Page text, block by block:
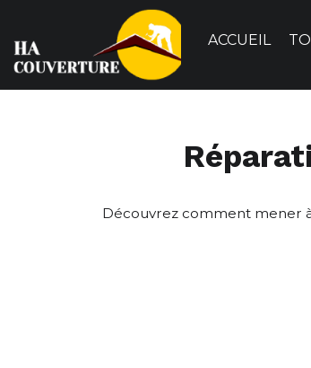
ACCUEIL
Découvrez comment mener